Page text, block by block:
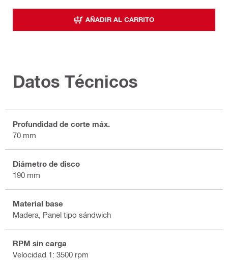
AÑADIR AL CARRITO
Datos Técnicos
Profundidad de corte máx.
70 mm
Diámetro de disco
190 mm
Material base
Madera, Panel tipo sándwich
RPM sin carga
Velocidad 1: 3500 rpm